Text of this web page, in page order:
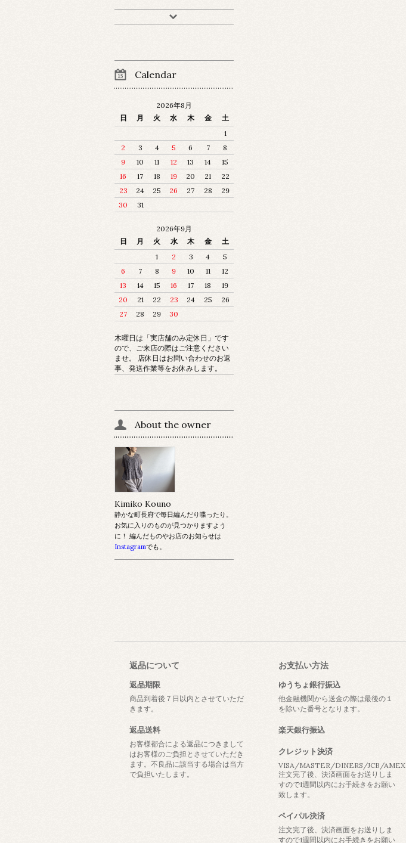
Calendar
2026年8月
日
月 火 水 木 金
土
1
2
3 4 5 6 7
8
9
10 11 12 13 14
15
16
17 18 19 20 21
22
23
24 25 26 27 28
29
30
31
2026年9月
日
月 火 水 木 金
土
1
2 3 4
5
6
7 8 9 10 11
12
13
14 15 16 17 18
19
20
21 22 23 24 25
26
27
28 29 30
木曜日は「実店舗のみ定休日」です
ので、ご来店の際はご注意ください
ませ。 店休日はお問い合わせのお返
事、発送作業等をお休みします。
About the owner
Kimiko Kouno
静かな町長府で毎日編んだり喋ったり。
お気に入りのものが見つかりますよう
に！ 編んだものやお店のお知らせは
Instagramでも。
返品について
返品期限
商品到着後７日以内とさせていただ
きます。
返品送料
お客様都合による返品につきまして
はお客様のご負担とさせていただき
ます。不良品に該当する場合は当方
で負担いたします。
お支払い方法
ゆうちょ銀行振込
他金融機関から送金の際は最後の１
を除いた番号となります。
楽天銀行振込
クレジット決済
VISA/MASTER/DINERS/JCB/AMEX
注文完了後、決済画面をお送りしま
すので1週間以内にお手続きをお願い
致します。
ペイパル決済
注文完了後、決済画面をお送りしま
すので1週間以内にお手続きをお願い